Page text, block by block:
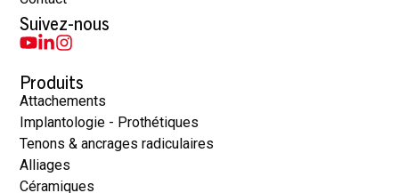
Suivez-nous
Produits
Attachements
Implantologie - Prothétiques
Tenons & ancrages radiculaires
Alliages
Céramiques